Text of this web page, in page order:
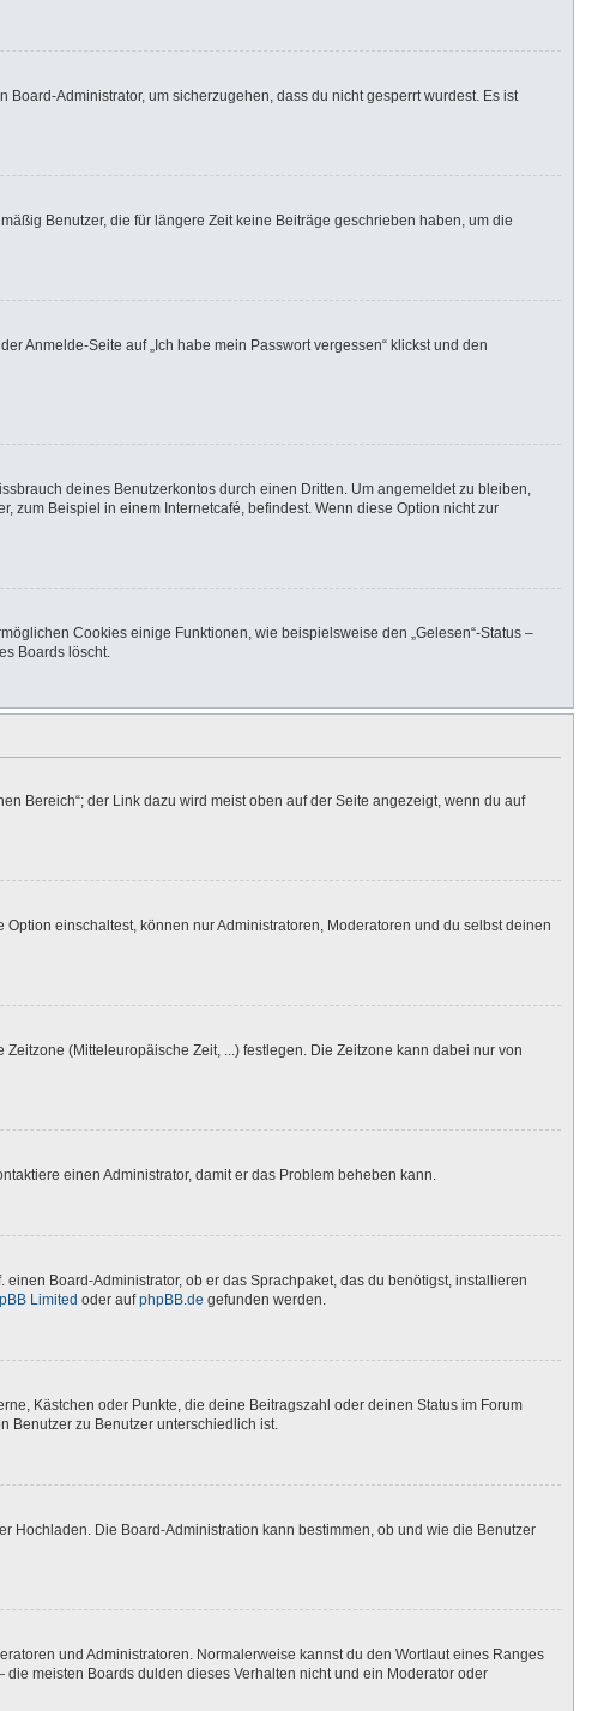
Administrator, um sicherzugehen, dass du nicht gesperrt wurdest. Es ist
Benutzer, die für längere Zeit keine Beiträge geschrieben haben, um die
Anmelde-Seite auf „Ich habe mein Passwort vergessen“ klickst und den
deines Benutzerkontos durch einen Dritten. Um angemeldet zu bleiben,
zum Beispiel in einem Internetcafé, befindest. Wenn diese Option nicht zur
Cookies einige Funktionen, wie beispielsweise den „Gelesen“-Status –
Boards löscht.
Bereich“; der Link dazu wird meist oben auf der Seite angezeigt, wenn du auf
einschaltest, können nur Administratoren, Moderatoren und du selbst deinen
(Mitteleuropäische Zeit, ...) festlegen. Die Zeitzone kann dabei nur von
einen Administrator, damit er das Problem beheben kann.
Board-Administrator, ob er das Sprachpaket, das du benötigst, installieren
Limited oder aufphpBB.de gefunden werden.
Kästchen oder Punkte, die deine Beitragszahl oder deinen Status im Forum
Benutzer zu Benutzer unterschiedlich ist.
Hochladen. Die Board-Administration kann bestimmen, ob und wie die Benutzer
und Administratoren. Normalerweise kannst du den Wortlaut eines Ranges
meisten Boards dulden dieses Verhalten nicht und ein Moderator oder